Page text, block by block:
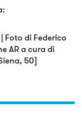
Foto di Federico
AR a cura di
50]